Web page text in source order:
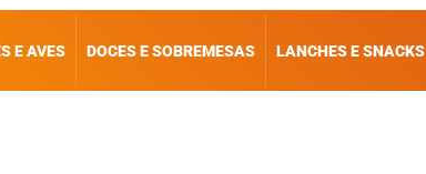
E AVES DOCES E SOBREMESAS LANCHES E SNACKS